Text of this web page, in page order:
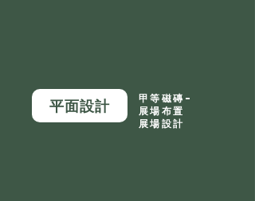
平面設計
甲等磁磚-
展場布置
展場設計